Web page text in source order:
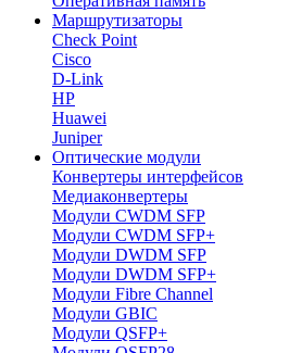
Маршрутизаторы
Check Point
Cisco
D-Link
HP
Huawei
Juniper
Оптические модули
Конвертеры интерфейсов
Медиаконвертеры
Модули CWDM SFP
Модули CWDM SFP+
Модули DWDM SFP
Модули DWDM SFP+
Модули Fibre Channel
Модули GBIC
Модули QSFP+